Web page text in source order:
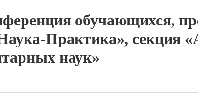
обучающихся,
Практика», секция
наук»